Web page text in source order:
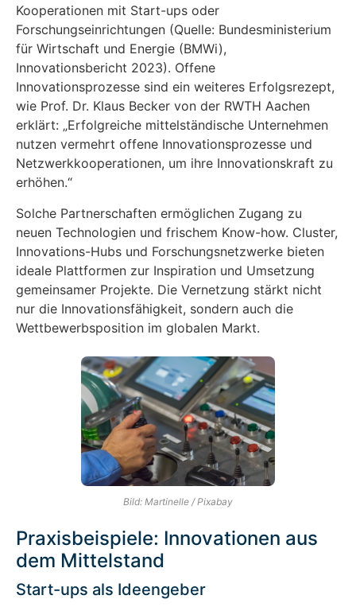
Kooperationen mit Start-ups oder
Forschungseinrichtungen (Quelle: Bundesministerium
für Wirtschaft und Energie (BMWi),
Innovationsbericht 2023). Offene
Innovationsprozesse sind ein weiteres Erfolgsrezept,
wie Prof. Dr. Klaus Becker von der RWTH Aachen
erklärt: „Erfolgreiche mittelständische Unternehmen
nutzen vermehrt offene Innovationsprozesse und
Netzwerkkooperationen, um ihre Innovationskraft zu
erhöhen.“
Solche Partnerschaften ermöglichen Zugang zu
neuen Technologien und frischem Know-how. Cluster,
Innovations-Hubs und Forschungsnetzwerke bieten
ideale Plattformen zur Inspiration und Umsetzung
gemeinsamer Projekte. Die Vernetzung stärkt nicht
nur die Innovationsfähigkeit, sondern auch die
Wettbewerbsposition im globalen Markt.
Bild: Martinelle / Pixabay
Praxisbeispiele: Innovationen aus
dem Mittelstand
Start-ups als Ideengeber